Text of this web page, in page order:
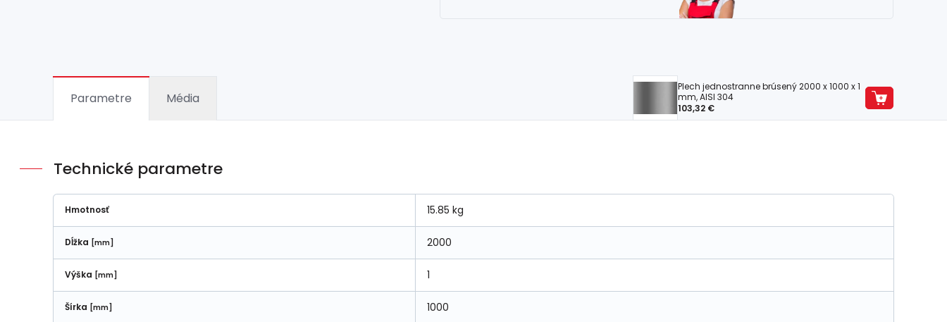
Parametre Média
Plech jednostranne brúsený 2000 x 1000 x 1
mm, AISI 304
103,32 €
Technické parametre
Hmotnosť 15.85 kg
Dĺžka [mm] 2000
Výška [mm] 1
Šírka [mm] 1000